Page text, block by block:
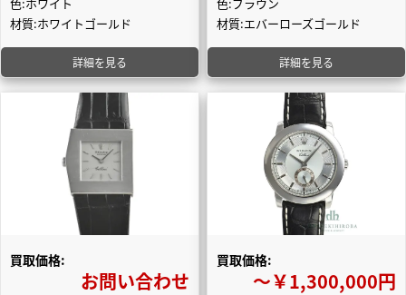
材質:ホワイトゴールド
詳細を見る
材質:エバーローズゴールド
詳細を見る
買取価格:
お問い合わせ
買取価格:
〜￥1,300,000円